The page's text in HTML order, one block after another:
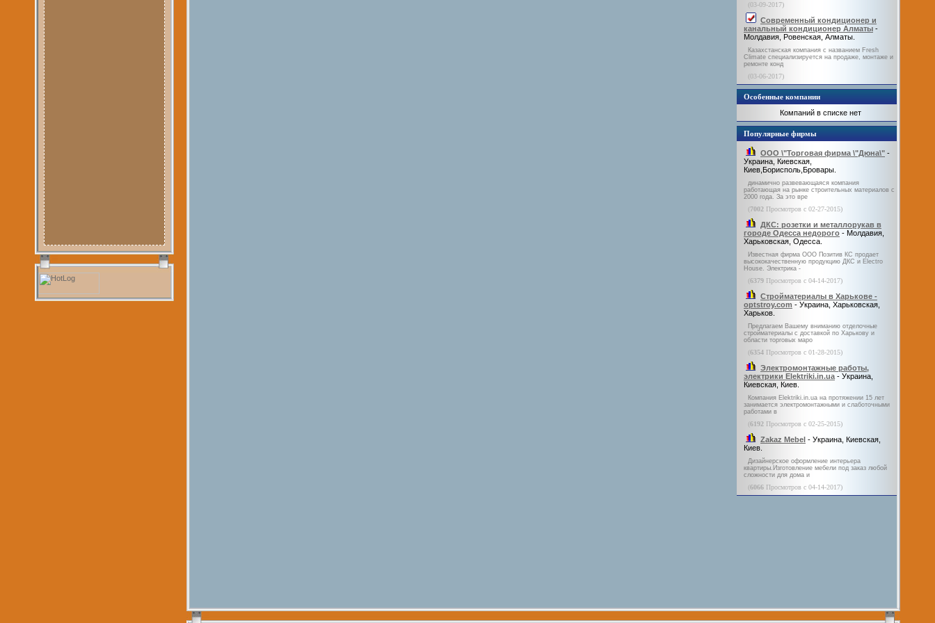
(03-09-2017)
Современный кондиционер и
канальный кондиционер Алматы -
Молдавия, Ровенская, Алматы.
Казахстанская компания с названием Fresh
Climate специализируется на продаже, монтаже и
ремонте конд
(03-06-2017)
Особенные компании
Компаний в списке нет
Популярные фирмы
ООО \"Торговая фирма \"Дюна\" -
Украина, Киевская,
Киев,Борисполь,Бровары.
динамично развевающаяся компания
работающая на рынке строительных материалов с
2000 года. За это вре
(7002 Просмотров с 02-27-2015)
ДКС: розетки и металлорукав в
городе Одесса недорого - Молдавия,
Харьковская, Одесса.
Известная фирма ООО Позитив КС продает
высококачественную продукцию ДКС и Electro
House. Электрика -
(6379 Просмотров с 04-14-2017)
Стройматериалы в Харькове -
optstroy.com - Украина, Харьковская,
Харьков.
Предлагаем Вашему вниманию отделочные
стройматериалы с доставкой по Харькову и
области торговых маро
(6354 Просмотров с 01-28-2015)
Электромонтажные работы,
электрики Elektriki.in.ua - Украина,
Киевская, Киев.
Компания Elektriki.in.ua на протяжении 15 лет
занимается электромонтажными и слаботочными
работами в
(6192 Просмотров с 02-25-2015)
Zakaz Mebel - Украина, Киевская,
Киев.
Дизайнерское оформление интерьера
квартиры.Изготовление мебели под заказ любой
сложности для дома и
(6066 Просмотров с 04-14-2017)